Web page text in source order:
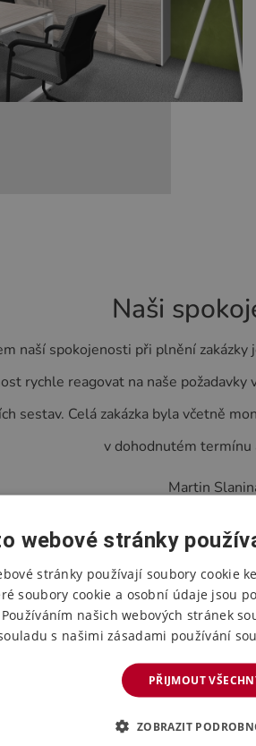
Naši
naší spokojenosti při plnění
rychle reagovat na naše
sestav. Celá zakázka byla včetně
v dohodnutém
Martin
webové stránky
stránky používají soubory cookie
soubory cookie a osobní údaje jsou
našich webových stránek
s našimi zásadami používání
PŘIJMOUT
ZOBRAZIT